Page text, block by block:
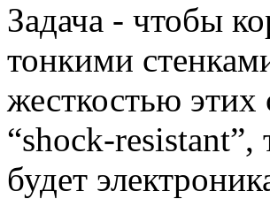
Задача - чтобы
тонкими
жесткостью этих
“shock-resistant”,
будет